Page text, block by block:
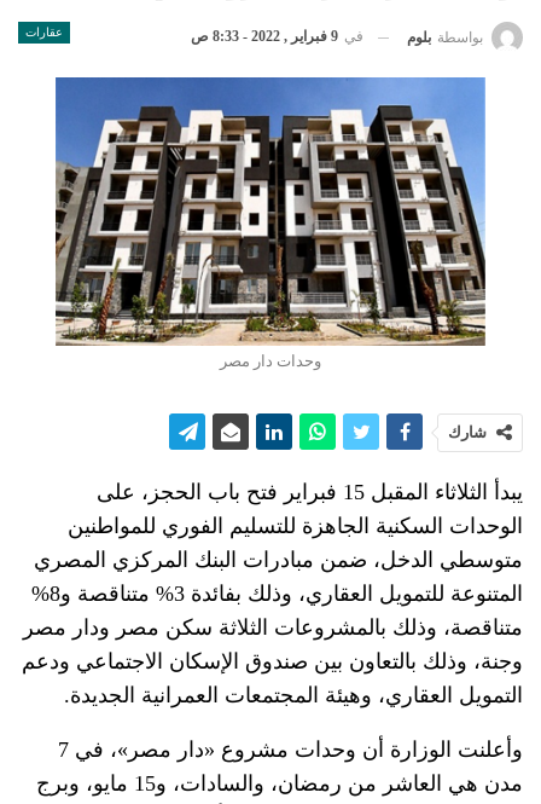
عقارات بواسطة بلوم في 9 فبراير , 2022 - 8:33 ص
وحدات دار مصر
شارك
يبدأ الثلاثاء المقبل 15 فبراير فتح باب الحجز، على
الوحدات السكنية الجاهزة للتسليم الفوري للمواطنين
متوسطي الدخل، ضمن مبادرات البنك المركزي المصري
المتنوعة للتمويل العقاري، وذلك بفائدة 3% متناقصة و8%
متناقصة، وذلك بالمشروعات الثلاثة سكن مصر ودار مصر
وجنة، وذلك بالتعاون بين صندوق الإسكان الاجتماعي ودعم
التمويل العقاري، وهيئة المجتمعات العمرانية الجديدة.
وأعلنت الوزارة أن وحدات مشروع «دار مصر»، في 7
مدن هي العاشر من رمضان، والسادات، و15 مايو، وبرج